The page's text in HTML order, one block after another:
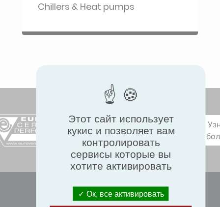
Chillers & Heat pumps
Этот сайт использует
кукис и позволяет вам
контролировать
сервисы которые вы
хотите активировать
Ок, все активировать